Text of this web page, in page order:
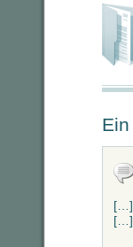
[…]
[…]